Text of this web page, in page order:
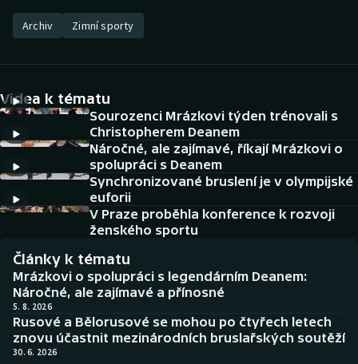
Atletika
DALŠÍ SPORTY
Americký fotbal
Baseball a softbal
Biatlon
Boby a skeleton
Box
NEPŘEHLÉDNĚTE
Historické návraty
Aplikace ČT sport
AZ kvíz
Archiv Zimní sporty
Videa k tématu
Sourozenci Mrázkovi týden trénovali s
Christopherem Deanem
Náročné, ale zajímavé, říkají Mrázkovi o
spolupráci s Deanem
Synchronizované bruslení je v olympijské
euforii
V Praze proběhla konference k rozvoji
ženského sportu
Články k tématu
Mrázkovi o spolupráci s legendárním Deanem:
Náročné, ale zajímavé a přínosné
5. 8. 2026
Rusové a Bělorusové se mohou po čtyřech letech
znovu účastnit mezinárodních bruslařských soutěží
30. 6. 2026